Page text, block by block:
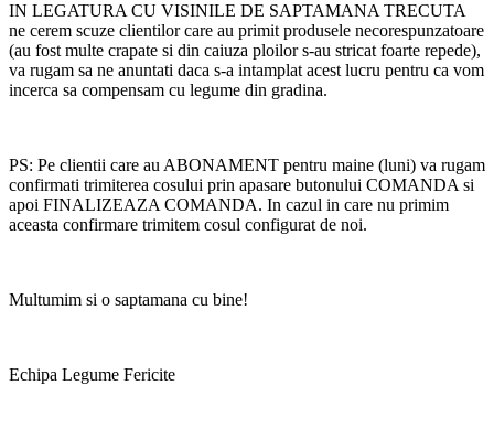
IN LEGATURA CU VISINILE DE SAPTAMANA TRECUTA
ne cerem scuze clientilor care au primit produsele necorespunzatoare
(au fost multe crapate si din caiuza ploilor s-au stricat foarte repede),
va rugam sa ne anuntati daca s-a intamplat acest lucru pentru ca vom
incerca sa compensam cu legume din gradina.
PS: Pe clientii care au ABONAMENT pentru maine (luni) va rugam
confirmati trimiterea cosului prin apasare butonului COMANDA si
apoi FINALIZEAZA COMANDA. In cazul in care nu primim
aceasta confirmare trimitem cosul configurat de noi.
Multumim si o saptamana cu bine!
Echipa Legume Fericite